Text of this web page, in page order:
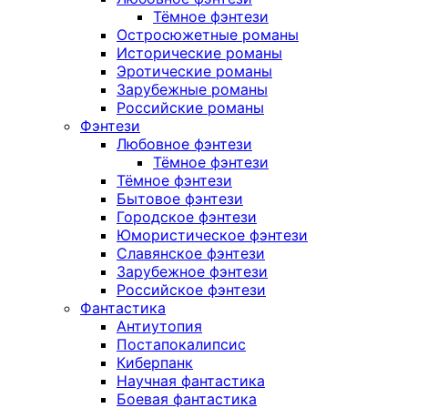
Тёмное фэнтези
Остросюжетные романы
Исторические романы
Эротические романы
Зарубежные романы
Российские романы
Фэнтези
Любовное фэнтези
Тёмное фэнтези
Тёмное фэнтези
Бытовое фэнтези
Городское фэнтези
Юмористическое фэнтези
Славянское фэнтези
Зарубежное фэнтези
Российское фэнтези
Фантастика
Антиутопия
Постапокалипсис
Киберпанк
Научная фантастика
Боевая фантастика